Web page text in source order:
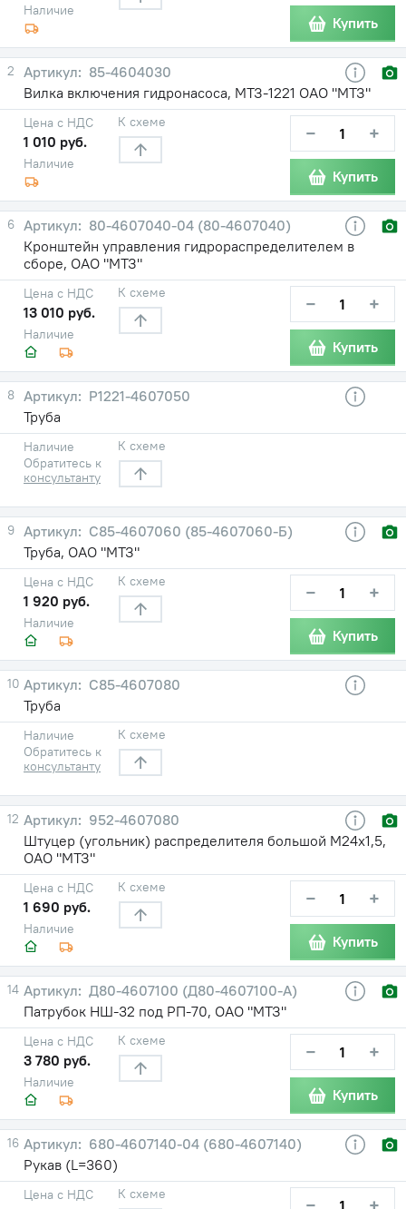
Наличие
Купить
2
85-4604030
Вилка включения гидронасоса, МТЗ-1221 ОАО "МТЗ"
Наличие
Цена с НДС
1 010 руб.
К схеме − +
Купить
6
80-4607040-04 (80-4607040)
Кронштейн управления гидрораспределителем в
сборе, ОАО "МТЗ"
Наличие
Цена с НДС
13 010 руб.
К схеме − +
Купить
8
Р1221-4607050
Труба
Наличие
Обратитесь к
консультанту
К схеме
9
С85-4607060 (85-4607060-Б)
Труба, ОАО "МТЗ"
Наличие
Цена с НДС
1 920 руб.
К схеме − +
Купить
10
С85-4607080
Труба
Наличие
Обратитесь к
консультанту
К схеме
12
952-4607080
Штуцер (угольник) распределителя большой М24х1,5,
ОАО "МТЗ"
Наличие
Цена с НДС
1 690 руб.
К схеме − +
Купить
14
Д80-4607100 (Д80-4607100-А)
Патрубок НШ-32 под РП-70, ОАО "МТЗ"
Наличие
Цена с НДС
3 780 руб.
К схеме − +
Купить
16
680-4607140-04 (680-4607140)
Рукав (L=360)
Цена с НДС К схеме